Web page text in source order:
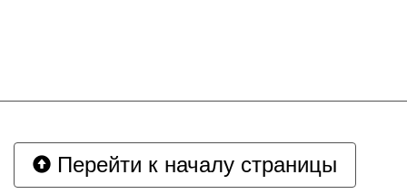
Перейти к началу страницы